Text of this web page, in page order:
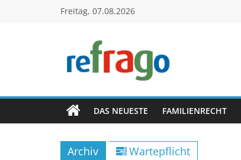
Freitag, 07.08.2026
refrago
Rechtsfragen
online
verständlich
erklärt
DAS NEUESTE FAMILIENRECHT
Archiv Wartepflicht